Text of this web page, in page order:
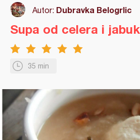
Autor: Dubravka Belogrlic
35 min
Supa od celera i